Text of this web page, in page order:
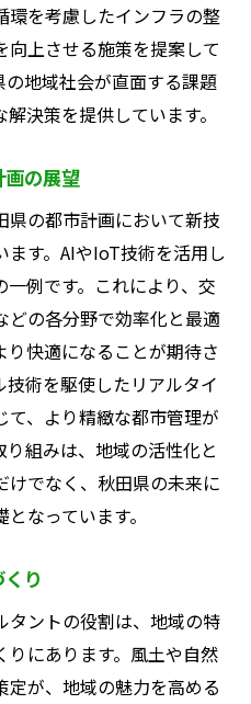
環を考慮したインフラの整
上させる施策を提案して
地域社会が直面する課題
決策を提供しています。
の展望
の都市計画において新技
す。AIやIoT技術を活用し
例です。これにより、交
どの各分野で効率化と最適
快適になることが期待さ
術を駆使したリアルタイ
、より精緻な都市管理が
組みは、地域の活性化と
でなく、秋田県の未来に
なっています。
り
タントの役割は、地域の特
にあります。風土や自然
が、地域の魅力を高める